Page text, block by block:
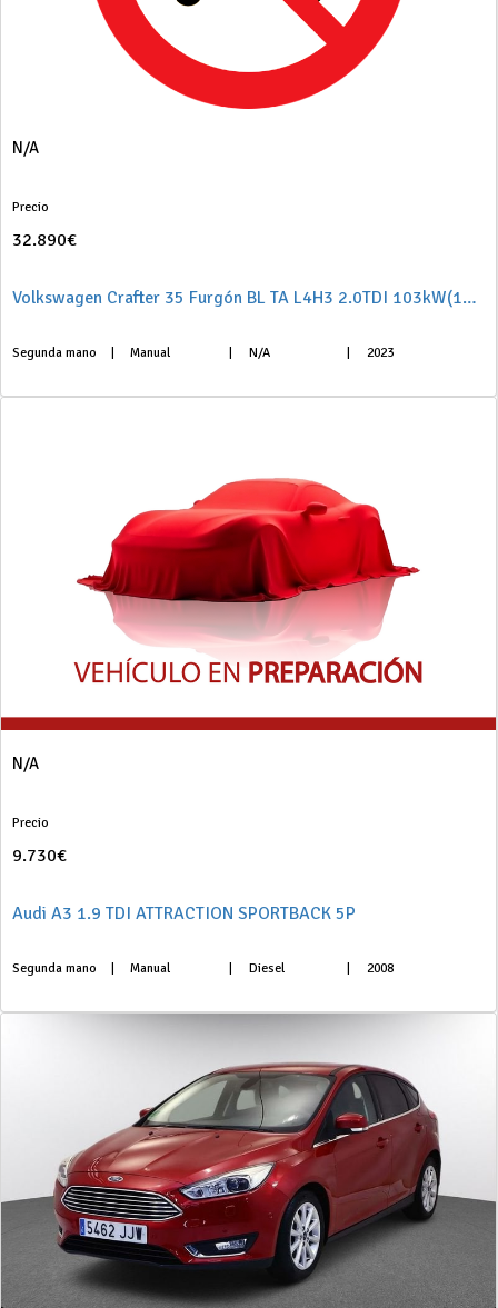
N/A
Precio
32.890€
Volkswagen Crafter 35 Furgón BL TA L4H3 2.0TDI 103kW(140CV)
Segunda mano Manual N/A 2023
N/A
Precio
9.730€
Audi A3 1.9 TDI ATTRACTION SPORTBACK 5P
Segunda mano Manual Diesel 2008